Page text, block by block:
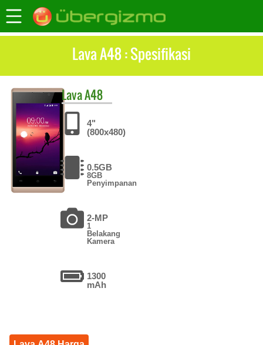
Lava A48 : Spesifikasi
LavaA48
4"
(800x480)
0.5GB
8GB
Penyimpanan
2-MP
1
Belakang
Kamera
1300
mAh